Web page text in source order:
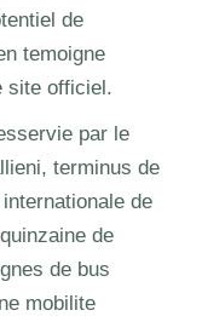
de
temoigne
site officiel.
par le
terminus de
de
de
de bus
mobilite